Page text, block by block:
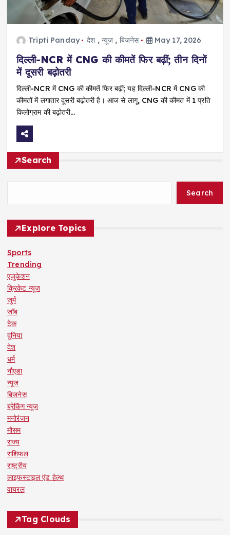
Tripti Panday देश , न्यूज , बिजनेस May 17, 2026
दिल्ली-NCR में CNG की कीमतें फिर बढ़ीं; तीन दिनों
में दूसरी बढ़ोतरी
दिल्ली-NCR में CNG की कीमतें फिर बढ़ीं; यह दिल्ली-NCR में CNG की
कीमतों में लगातार दूसरी बढ़ोतरी है। आज से लागू, CNG की कीमत में ₹1 प्रति
किलोग्राम की बढ़ोतरी…
Search
Search
Explore Topics
Sports
Trending
एजुकेशन
क्रिकेट न्यूज
जुर्म
जॉब
टेक
दुनिया
देश
धर्म
नौएडा
न्यूज
बिजनेस
ब्रेकिंग न्यूज़
मनोरंजन
मौसम
राज्य
राशिफल
राष्ट्रीय
लाइफस्टाइल एंड हेल्थ
वायरल
Tag Clouds